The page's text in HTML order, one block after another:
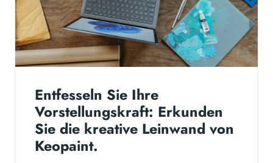
Entfesseln Sie Ihre
Vorstellungskraft: Erkunden
Sie die kreative Leinwand von
Keopaint.